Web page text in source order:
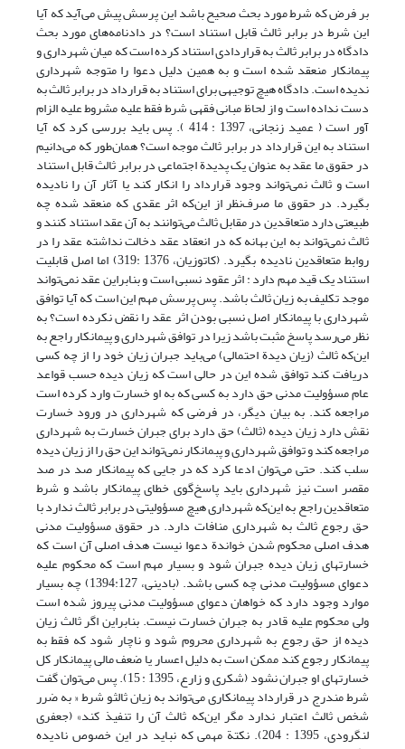
بر فرض که شرط مورد بحث صحیح باشد این پرسش پیش می‌آید که آیا
این شرط در برابر ثالث قابل استناد است؟ در دادنامه‌های مورد بحث
دادگاه در برابر ثالث به قراردادی استناد کرده است که میان شهرداری و
پیمانکار منعقد شده است و به همین دلیل دعوا را متوجه شهرداری
ندیده است. دادگاه هیچ توجیهی برای استناد به قرارداد در برابر ثالث به
دست نداده است و از لحاظ مبانی فقهی شرط فقط علیه مشروط علیه الزام
آور است ( عمید زنجانی، 1397 : 414 ). پس باید بررسی کرد که آیا
استناد به این قرارداد در برابر ثالث موجه است؟ همان‌طور که می‌دانیم
در حقوق ما عقد به عنوان یک پدیدة اجتماعی در برابر ثالث قابل استناد
است و ثالث نمی‌تواند وجود قرارداد را انکار کند یا آثار آن را نادیده
بگیرد. در حقوق ما صرف‌نظر از این‌که اثر عقدی که منعقد شده چه
طبیعتی دارد متعاقدین در مقابل ثالث می‌توانند به آن عقد استناد کنند و
ثالث نمی‌تواند به این بهانه که در انعقاد عقد دخالت نداشته عقد را در
روابط متعاقدین نادیده بگیرد. (کاتوزیان، 1376 :319) اما اصل قابلیت
استناد یک قید مهم دارد : اثر عقود نسبی است و بنابراین عقد نمی‌تواند
موجد تکلیف به زیان ثالث باشد. پس پرسش مهم این است که آیا توافق
شهرداری با پیمانکار اصل نسبی بودن اثر عقد را نقض نکرده است؟ به
نظر می‌رسد پاسخ مثبت باشد زیرا در توافق شهرداری و پیمانکار راجع به
این‌که ثالث (زیان دیدة احتمالی) می‌باید جبران زیان خود را از چه کسی
دریافت کند توافق شده این در حالی است که زیان دیده حسب قواعد
عام مسؤولیت مدنی حق دارد به کسی که به او خسارت وارد کرده است
مراجعه کند. به بیان دیگر، در فرضی که شهرداری در ورود خسارت
نقش دارد زیان دیده (ثالث) حق دارد برای جبران خسارت به شهرداری
مراجعه کند و توافق شهرداری و پبمانکار نمی‌تواند این حق را از زیان دیده
سلب کند. حتی می‌توان ادعا کرد که در جایی که پیمانکار صد در صد
مقصر است نیز شهرداری باید پاسخ‌گوی خطای پیمانکار باشد و شرط
متعاقدین راجع به این‌که شهرداری هیچ مسؤولیتی در برابر ثالث ندارد با
حق رجوع ثالث به شهرداری منافات دارد. در حقوق مسؤولیت مدنی
هدف اصلی محکوم شدن خواندة دعوا نیست هدف اصلی آن است که
خسارتهای زیان دیده جبران شود و بسیار مهم است که محکوم علیه
دعوای مسؤولیت مدنی چه کسی باشد. (بادینی، 1394:127) چه بسیار
موارد وجود دارد که خواهان دعوای مسؤولیت مدنی پیروز شده است
ولی محکوم علیه قادر به جبران خسارت نیست. بنابراین اگر ثالث زیان
دیده از حق رجوع به شهرداری محروم شود و ناچار شود که فقط به
پیمانکار رجوع کند ممکن است به دلیل اعسار یا ضعف مالی پیمانکار کل
خسارتهای او جبران نشود (شکری و زارع، 1395 : 15). پس می‌توان گفت
شرط مندرج در قرارداد پیمانکاری می‌تواند به زیان ثالثو شرط « به ضرر
شخص ثالث اعتبار ندارد مگر این‌که ثالث آن را تنفیذ کند» (جعفری
لنگرودی، 1395 : 204). نکتة مهمی که نباید در این خصوص نادیده